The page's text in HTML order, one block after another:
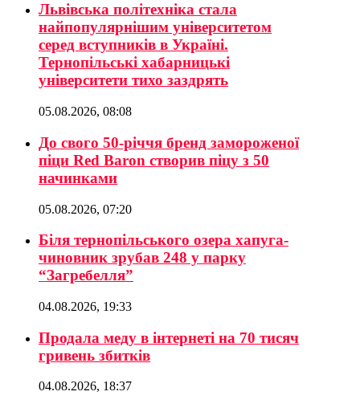
Львівська політехніка стала
найпопулярнішим університетом
серед вступників в Україні.
Тернопільські хабарницькі
університети тихо заздрять
05.08.2026, 08:08
До свого 50-річчя бренд замороженої
піци Red Baron створив піцу з 50
начинками
05.08.2026, 07:20
Біля тернопільського озера хапуга-
чиновник зрубав 248 у парку
“Загребелля”
04.08.2026, 19:33
Продала меду в інтернеті на 70 тисяч
гривень збитків
04.08.2026, 18:37